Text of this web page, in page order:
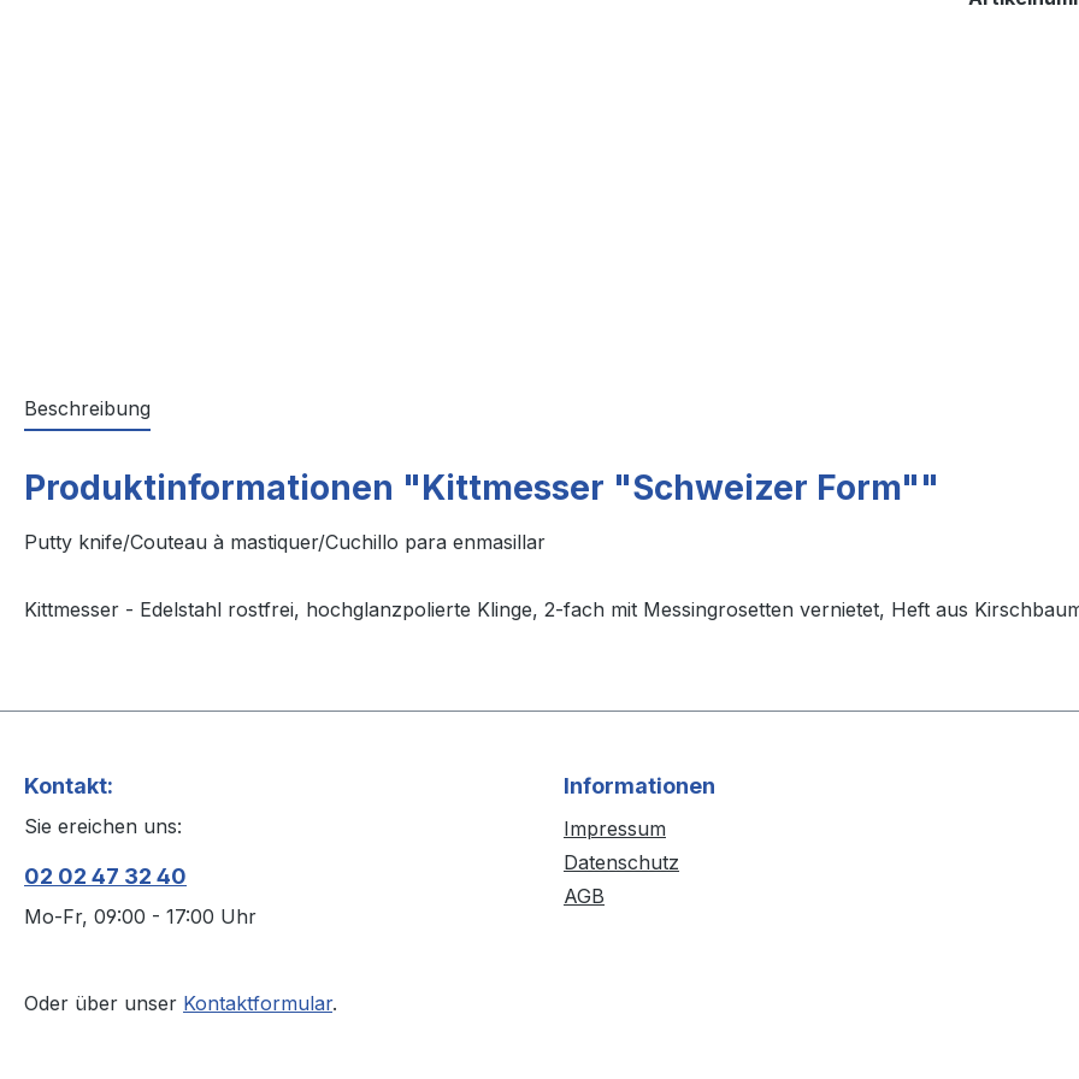
Beschreibung
Produktinformationen "Kittmesser "Schweizer Form""
Putty knife/Couteau à mastiquer/Cuchillo para enmasillar
Kittmesser - Edelstahl rostfrei, hochglanzpolierte Klinge, 2-fach mit Messingrosetten vernietet, Heft aus
Kontakt:
Sie ereichen uns:
02 02 47 32 40
Mo-Fr, 09:00 - 17:00 Uhr
Oder über unser Kontaktformular.
Informationen
Impressum
Datenschutz
AGB